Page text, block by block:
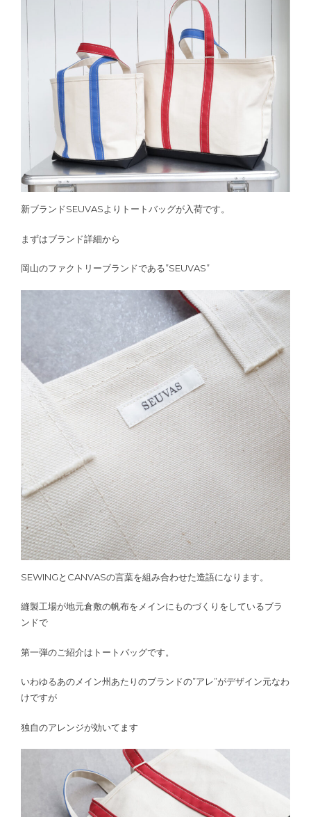
新ブランドSEUVASよりトートバッグが入荷です。
まずはブランド詳細から
岡山のファクトリーブランドである”SEUVAS”
SEWINGとCANVASの言葉を組み合わせた造語になります。
縫製工場が地元倉敷の帆布をメインにものづくりをしているブラ
ンドで
第一弾のご紹介はトートバッグです。
いわゆるあのメイン州あたりのブランドの”アレ”がデザイン元なわ
けですが
独自のアレンジが効いてます